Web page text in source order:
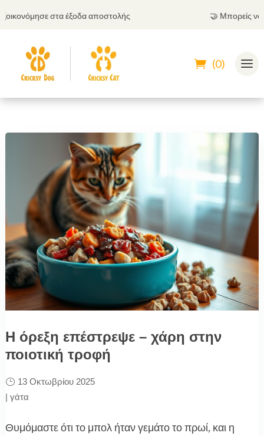
στα έξοδα αποστολής Μπορείς να
(0)
Η όρεξη επέστρεψε – χάρη στην
ποιοτική τροφή
13 Οκτωβρίου 2025
| γάτα
Θυμόμαστε ότι το μπολ ήταν γεμάτο το πρωί, και η